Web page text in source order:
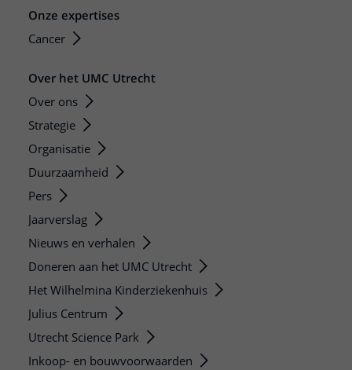
Onze expertises
Cancer
Over het UMC Utrecht
Over ons
Strategie
Organisatie
Duurzaamheid
Pers
Jaarverslag
Nieuws en verhalen
Doneren aan het UMC Utrecht
Het Wilhelmina Kinderziekenhuis
Julius Centrum
Utrecht Science Park
Inkoop- en bouwvoorwaarden